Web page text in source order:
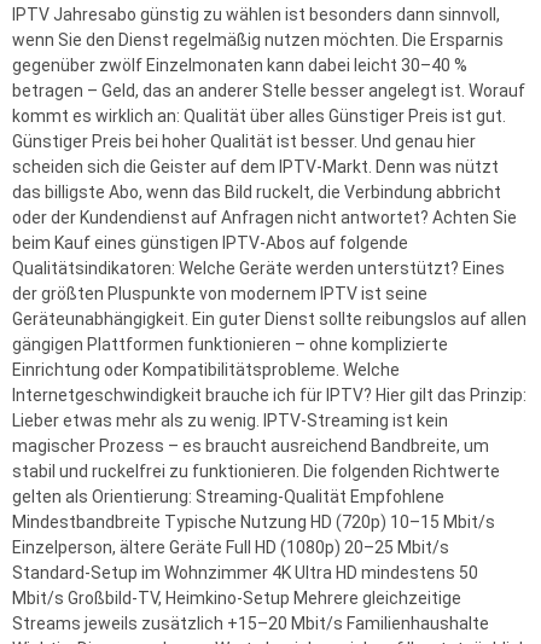
IPTV Jahresabo günstig zu wählen ist besonders dann sinnvoll,
wenn Sie den Dienst regelmäßig nutzen möchten. Die Ersparnis
gegenüber zwölf Einzelmonaten kann dabei leicht 30–40 %
betragen – Geld, das an anderer Stelle besser angelegt ist. Worauf
kommt es wirklich an: Qualität über alles Günstiger Preis ist gut.
Günstiger Preis bei hoher Qualität ist besser. Und genau hier
scheiden sich die Geister auf dem IPTV-Markt. Denn was nützt
das billigste Abo, wenn das Bild ruckelt, die Verbindung abbricht
oder der Kundendienst auf Anfragen nicht antwortet? Achten Sie
beim Kauf eines günstigen IPTV-Abos auf folgende
Qualitätsindikatoren: Welche Geräte werden unterstützt? Eines
der größten Pluspunkte von modernem IPTV ist seine
Geräteunabhängigkeit. Ein guter Dienst sollte reibungslos auf allen
gängigen Plattformen funktionieren – ohne komplizierte
Einrichtung oder Kompatibilitätsprobleme. Welche
Internetgeschwindigkeit brauche ich für IPTV? Hier gilt das Prinzip:
Lieber etwas mehr als zu wenig. IPTV-Streaming ist kein
magischer Prozess – es braucht ausreichend Bandbreite, um
stabil und ruckelfrei zu funktionieren. Die folgenden Richtwerte
gelten als Orientierung: Streaming-Qualität Empfohlene
Mindestbandbreite Typische Nutzung HD (720p) 10–15 Mbit/s
Einzelperson, ältere Geräte Full HD (1080p) 20–25 Mbit/s
Standard-Setup im Wohnzimmer 4K Ultra HD mindestens 50
Mbit/s Großbild-TV, Heimkino-Setup Mehrere gleichzeitige
Streams jeweils zusätzlich +15–20 Mbit/s Familienhaushalte